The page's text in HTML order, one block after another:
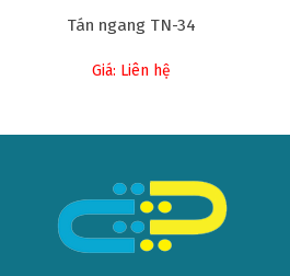
Tán ngang TN-34
Giá: Liên hệ